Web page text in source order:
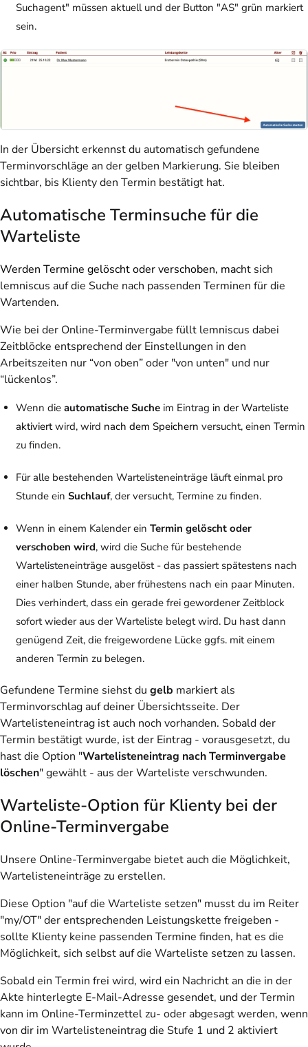
Suchagent" müssen aktuell und der Button "AS" grün markiert
sein.
In der Übersicht erkennst du automatisch gefundene
Terminvorschläge an der gelben Markierung. Sie bleiben
sichtbar, bis Klienty den Termin bestätigt hat.
Automatische Terminsuche für die
Warteliste
Werden Termine gelöscht oder verschoben, macht sich
lemniscus auf die Suche nach passenden Terminen für die
Wartenden.
Wie bei der Online-Terminvergabe füllt lemniscus dabei
Zeitblöcke entsprechend der Einstellungen in den
Arbeitszeiten nur “von oben” oder "von unten" und nur
“lückenlos”.
Wenn die automatische Sucheim Eintrag in der Warteliste
aktiviertwird, wird nach dem Speichern versucht, einen Termin
zu finden.
Für alle bestehenden Wartelisteneinträge läuft einmal pro
Stunde ein Suchlauf, der versucht, Termine zu finden.
Wenn in einem Kalender ein Termin gelöscht oder
verschoben wird, wird die Suche für bestehende
Wartelisteneinträge ausgelöst - das passiert spätestens nach
einer halben Stunde, aber frühestens nach ein paar Minuten.
Dies verhindert, dass ein gerade frei gewordener Zeitblock
sofort wieder aus der Warteliste belegt wird. Du hast dann
genügend Zeit, die freigewordene Lücke ggfs. mit einem
anderen Termin zu belegen.
Gefundene Termine siehst du gelb markiert als
Terminvorschlag auf deiner Übersichtsseite. Der
Wartelisteneintrag ist auch noch vorhanden. Sobald der
Termin bestätigt wurde, ist der Eintrag - vorausgesetzt, du
hast die Option "Wartelisteneintrag nach Terminvergabe
löschen" gewählt - aus der Warteliste verschwunden.
Warteliste-Option für Klienty bei der
Online-Terminvergabe
Unsere Online-Terminvergabe bietet auch die Möglichkeit,
Wartelisteneinträge zu erstellen.
Diese Option "auf die Warteliste setzen" musst du im Reiter
"my/OT" der entsprechenden Leistungskette freigeben -
sollte Klienty keine passenden Termine finden, hat es die
Möglichkeit, sich selbst auf die Warteliste setzen zu lassen.
Sobald ein Termin frei wird, wird ein Nachricht an die in der
Akte hinterlegte E-Mail-Adresse gesendet, und der Termin
kann im Online-Terminzettel zu- oder abgesagt werden, wenn
von dir im Wartelisteneintrag die Stufe 1 und 2 aktiviert